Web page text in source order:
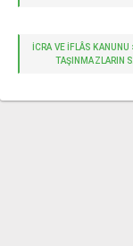
İCRA VE İFLÂS KANUNU
TAŞINMAZLARIN